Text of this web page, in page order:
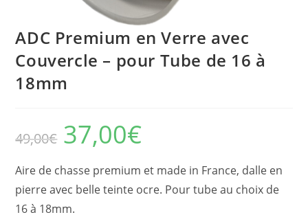
ADC Premium en Verre avec
Couvercle – pour Tube de 16 à
18mm
49,00€
Le
prix
initial
37,00€
37,00€.
Aire de chasse premium et made in France, dalle en
pierre avec belle teinte ocre. Pour tube au choix de
16 à 18mm.